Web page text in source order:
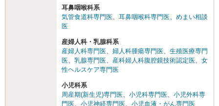
耳鼻咽喉科系
気管食道科専門医
耳鼻咽喉科専門医
めまい相談
医
産婦人科・乳腺科系
産婦人科専門医
婦人科腫瘍専門医
生殖医療専門
医
乳腺専門医 産科婦人科腹腔鏡技術認定医
女
性ヘルスケア専門医
小児科系
周産期(新生児)専門医
小児科専門医
小児外科専
門医
小児神経専門医 小児血液・がん専門医